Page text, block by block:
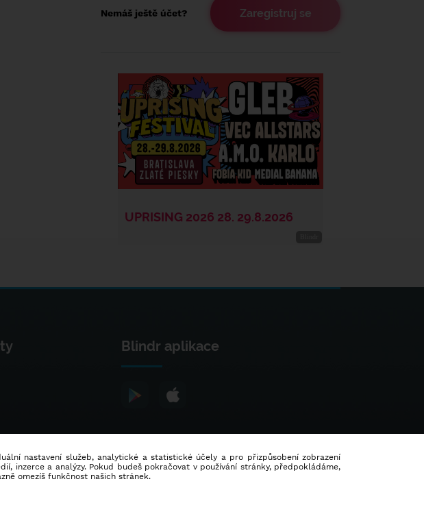
Nemáš ještě účet? Zaregistruj se
Blindr aplikace
nastavení služeb, analytické a statistické účely a pro přizpůsobení zobrazení
inzerce a analýzy. Pokud budeš pokračovat v používání stránky, předpokládáme,
omezíš funkčnost našich stránek.